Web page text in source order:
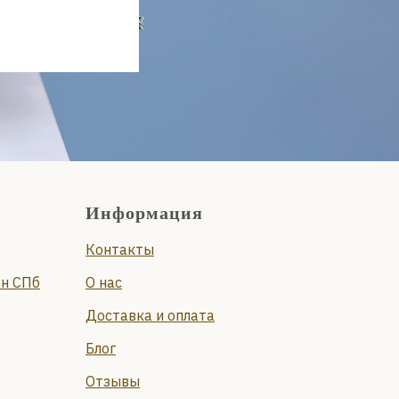
СПб
Информация
Контакты
О нас
Доставка и оплата
Блог
Отзывы